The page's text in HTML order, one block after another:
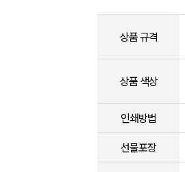
상품 규격
상품 색상
인쇄방법
선물포장